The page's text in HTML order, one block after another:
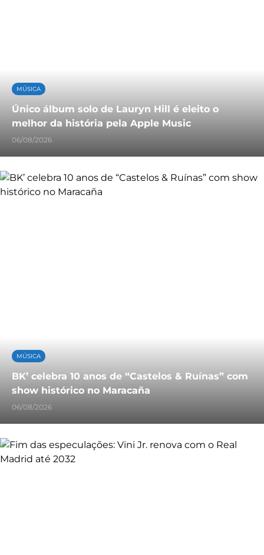
MÚSICA
Único álbum solo de Lauryn Hill é eleito o
melhor da história pela Apple Music
06/08/2026
MÚSICA
BK’ celebra 10 anos de “Castelos & Ruínas” com
show histórico no Maracaña
06/08/2026